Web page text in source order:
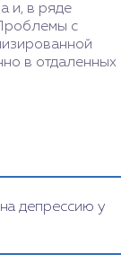
и, в ряде
с
в отдаленных
депрессию у
включать